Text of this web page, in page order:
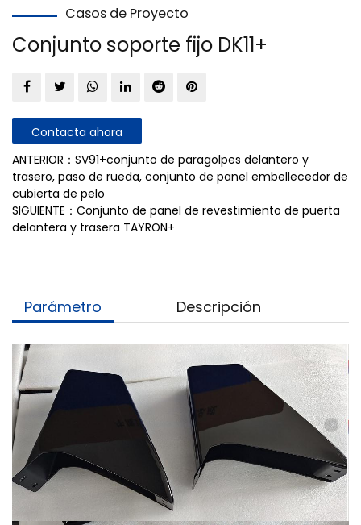
Casos de Proyecto
Conjunto soporte fijo DK11+
Contacta ahora
ANTERIOR：SV91+conjunto de paragolpes delantero y
trasero, paso de rueda, conjunto de panel embellecedor de
cubierta de pelo
SIGUIENTE：Conjunto de panel de revestimiento de puerta
delantera y trasera TAYRON+
Parámetro Descripción